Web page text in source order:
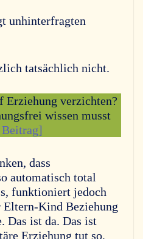
unhinterfragten
tatsächlich nicht.
Erziehung verzichten?
wissen musst
dass
automatisch total
funktioniert jedoch
Kind Beziehung
Das ist da. Das ist
Erziehung tut so,